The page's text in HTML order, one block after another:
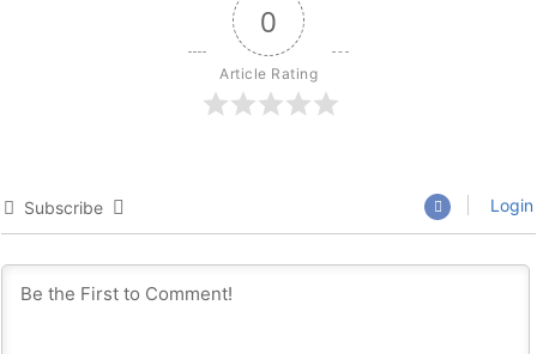
0
Article Rating
Subscribe Login